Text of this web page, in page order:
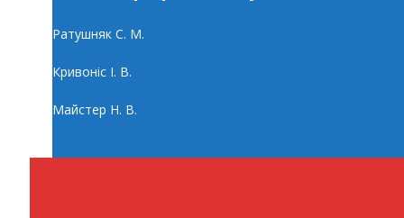
Ратушняк С. М.
Кривоніс І. В.
Майстер Н. В.